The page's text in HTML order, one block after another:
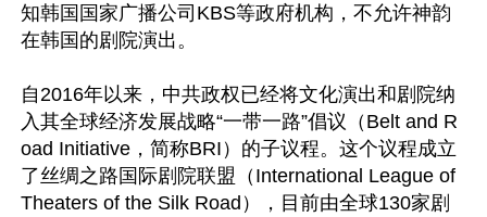
知韩国国家广播公司KBS等政府机构，不允许神韵
在韩国的剧院演出。
自2016年以来，中共政权已经将文化演出和剧院纳
入其全球经济发展战略“一带一路”倡议（Belt and R
oad Initiative，简称BRI）的子议程。这个议程成立
了丝绸之路国际剧院联盟（International League of
Theaters of the Silk Road），目前由全球130家剧